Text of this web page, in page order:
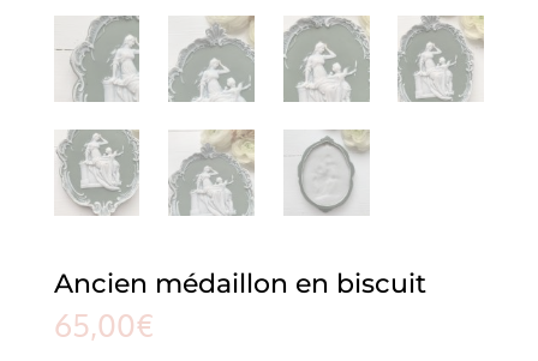
Ancien médaillon en biscuit
65,00€